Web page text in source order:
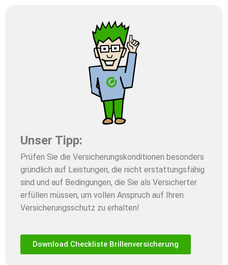
Unser Tipp:
Prüfen Sie die Versicherungskonditionen besonders
gründlich auf Leistungen, die nicht erstattungsfähig
sind und auf Bedingungen, die Sie als Versicherter
erfüllen müssen, um vollen Anspruch auf Ihren
Versicherungsschutz zu erhalten!
Download Checkliste Brillenversicherung